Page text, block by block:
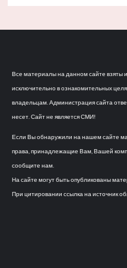
Все материалы на данном сайте взяты
исключительно в ознакомительных
владельцам. Администрация сайта
несет. Сайт не является СМИ!
Если Вы обнаружили на нашем сайте
права, принадлежащие Вам, Вашей
сообщите нам.
На сайте могут быть опубликованы
При цитировании ссылка на источник